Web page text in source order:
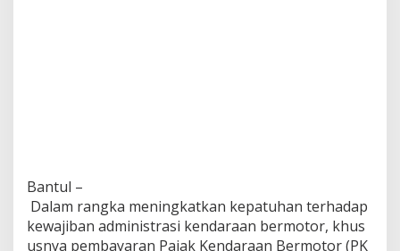
Bantul –
Dalam rangka meningkatkan kepatuhan terhadap
kewajiban administrasi kendaraan bermotor, khus
usnya pembayaran Pajak Kendaraan Bermotor (PK